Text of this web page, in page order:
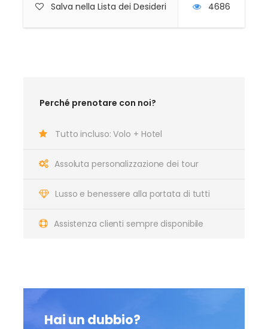
Salva nella Lista dei Desideri 4686
Perché prenotare con noi?
Tutto incluso: Volo + Hotel
Assoluta personalizzazione dei tour
Lusso e benessere alla portata di tutti
Assistenza clienti sempre disponibile
Hai un dubbio?